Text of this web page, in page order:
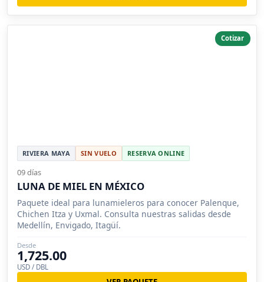
Cotizar
RIVIERA MAYA SIN VUELO RESERVA ONLINE
09 días
LUNA DE MIEL EN MÉXICO
Paquete ideal para lunamieleros para conocer Palenque,
Chichen Itza y Uxmal. Consulta nuestras salidas desde
Medellín, Envigado, Itagüí.
Desde
1,725.00
USD / DBL